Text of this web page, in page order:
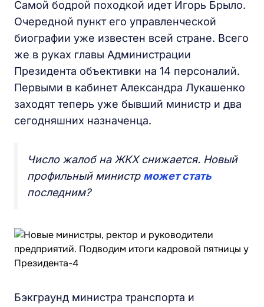
Самой бодрой походкой идет Игорь Брыло.
Очередной пункт его управленческой
биографии уже известен всей стране. Всего
же в руках главы Администрации
Президента объективки на 14 персоналий.
Первыми в кабинет Александра Лукашенко
заходят теперь уже бывший министр и два
сегодняшних назначенца.
Число жалоб на ЖКХ снижается. Новый
профильный министр может стать
последним?
Бэкграунд министра транспорта и